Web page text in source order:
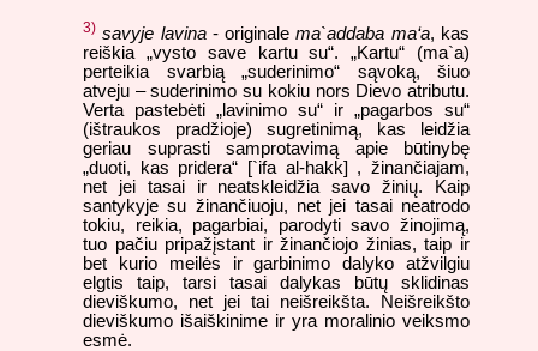
3) savyje lavina- originalema`addaba ma‘a, kas
reiškia „vysto save kartu su“. „Kartu“ (ma`a)
perteikia svarbią „suderinimo“ sąvoką, šiuo
atveju – suderinimo su kokiu nors Dievo atributu.
Verta pastebėti „lavinimo su“ ir „pagarbos su“
(ištraukos pradžioje) sugretinimą, kas leidžia
geriau suprasti samprotavimą apie būtinybę
„duoti, kas pridera“ [`ifa al-hakk] , žinančiajam,
net jei tasai ir neatskleidžia savo žinių. Kaip
santykyje su žinančiuoju, net jei tasai neatrodo
tokiu, reikia, pagarbiai, parodyti savo žinojimą,
tuo pačiu pripažįstant ir žinančiojo žinias, taip ir
bet kurio meilės ir garbinimo dalyko atžvilgiu
elgtis taip, tarsi tasai dalykas būtų sklidinas
dieviškumo, net jei tai neišreikšta. Neišreikšto
dieviškumo išaiškinime ir yra moralinio veiksmo
esmė.